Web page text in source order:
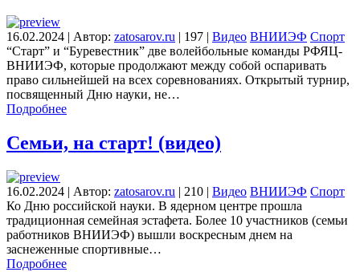
16.02.2024 | Автор: zatosarov.ru | 197 | Видео ВНИИЭФ Спорт
“Старт” и “Буревестник” две волейбольные команды РФЯЦ-
ВНИИЭФ, которые продолжают между собой оспаривать
право сильнейшей на всех соревнованиях. Открытый турнир,
посвященный Дню науки, не…
Подробнее
Семьи, на старт! (видео)
16.02.2024 | Автор: zatosarov.ru | 210 | Видео ВНИИЭФ Спорт
Ко Дню российской науки. В ядерном центре прошла
традиционная семейная эстафета. Более 10 участников (семьи
работников ВНИИЭФ) вышли воскресным днем на
заснеженные спортивные…
Подробнее